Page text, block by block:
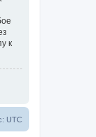
к
UTC